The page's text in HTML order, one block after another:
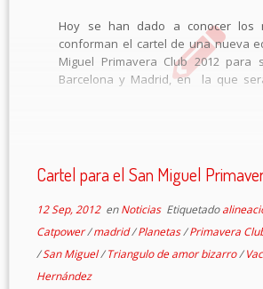
Hoy se han dado a conocer los
conforman el cartel de una nueva
Miguel Primavera Club 2012 para
Barcelona y Madrid, en la que
Cartel para el San Miguel
12 Sep, 2012enNoticias Etiquetado
Catpower/madrid/Planetas/Primavera
/San Miguel/Triangulo de amor bizarro/
Hernández